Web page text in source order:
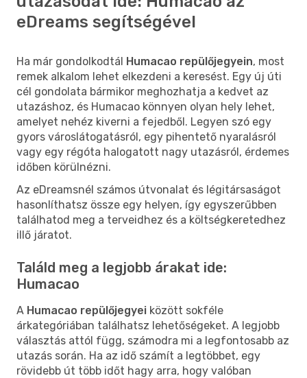
eDreams segítségével
Ha már gondolkodtál Humacao repülőjegyein, most
remek alkalom lehet elkezdeni a keresést. Egy új úti
cél gondolata bármikor meghozhatja a kedvet az
utazáshoz, és Humacao könnyen olyan hely lehet,
amelyet nehéz kiverni a fejedből. Legyen szó egy
gyors városlátogatásról, egy pihentető nyaralásról
vagy egy régóta halogatott nagy utazásról, érdemes
időben körülnézni.
Az eDreamsnél számos útvonalat és légitársaságot
hasonlíthatsz össze egy helyen, így egyszerűbben
találhatod meg a terveidhez és a költségkeretedhez
illő járatot.
Találd meg a legjobb árakat ide:
Humacao
A Humacao repülőjegyei között sokféle
árkategóriában találhatsz lehetőségeket. A legjobb
választás attól függ, számodra mi a legfontosabb az
utazás során. Ha az idő számít a legtöbbet, egy
rövidebb út több időt hagy arra, hogy valóban